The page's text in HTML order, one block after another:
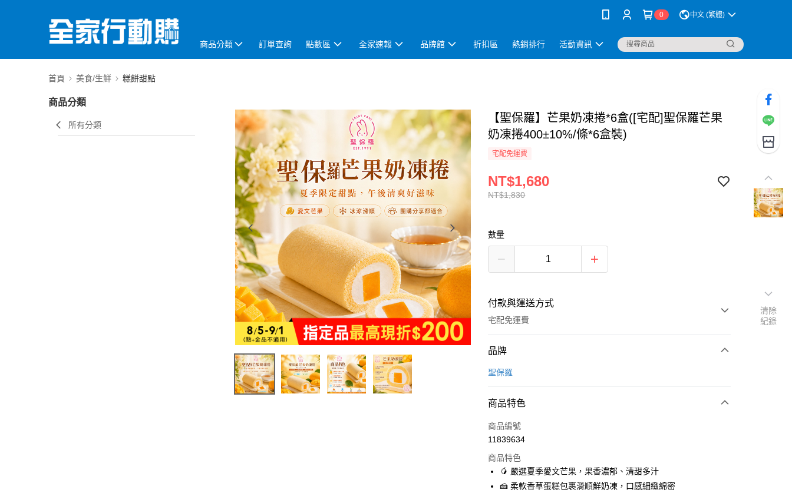
0 中文 (繁體)
商品分類 訂單查詢 點數區 全家速報 品牌館 折扣區 熱銷排行 活動資訊
首頁 美食/生鮮 糕餅甜點
商品分類
所有分類
【聖保羅】芒果奶凍捲*6盒([宅配]聖保羅芒果
奶凍捲400±10%/條*6盒裝)
宅配免運費
NT$1,830
NT$1,680
數量
付款與運送方式
宅配免運費
付款方式
全家線上支付
運送方式
離島宅配-冷藏商品
冷藏本島宅配
免運費
品牌
聖保羅
商品特色
商品編號
11839634
商品特色
🥭 嚴選夏季愛文芒果，果香濃郁、清甜多汁
🍰 柔軟香草蛋糕包裹滑順鮮奶凍，口感細緻綿密
清除
紀錄